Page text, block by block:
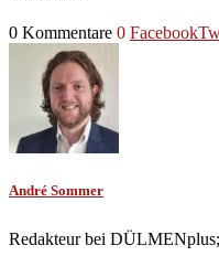
0 Kommentare 0 Facebook
André Sommer
Redakteur bei